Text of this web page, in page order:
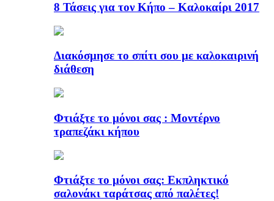
8 Τάσεις για τον Κήπο – Καλοκαίρι 2017
Διακόσμησε το σπίτι σου με καλοκαιρινή
διάθεση
Φτιάξτε το μόνοι σας : Μοντέρνο
τραπεζάκι κήπου
Φτιάξτε το μόνοι σας: Εκπληκτικό
σαλονάκι ταράτσας από παλέτες!